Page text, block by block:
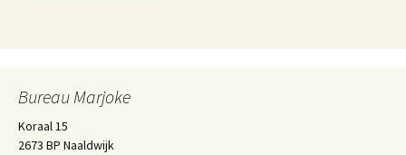
Bureau Marjoke
Koraal 15
2673 BP Naaldwijk